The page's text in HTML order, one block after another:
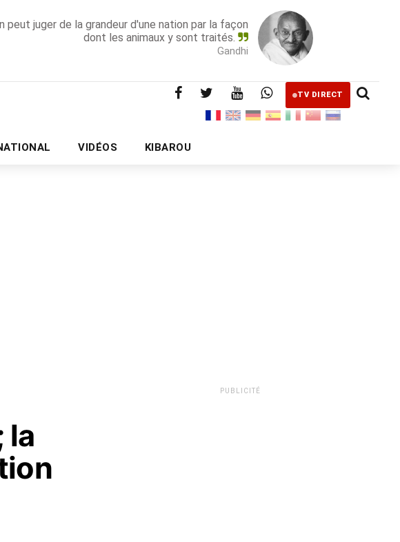
peut juger de la grandeur d'une nation par la façon
dont les animaux y sont traités.
Gandhi
TV DIRECT
VIDÉOS KIBAROU
la
PUBLICITÉ